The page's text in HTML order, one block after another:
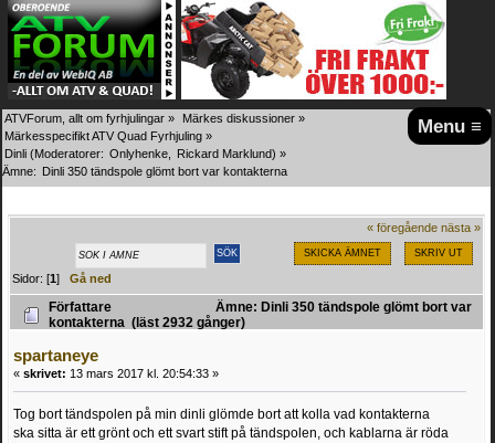
Menu ≡
ATVForum, allt om fyrhjulingar » Märkes diskussioner »
Märkesspecifikt ATV Quad Fyrhjuling »
Dinli (Moderatorer: Onlyhenke Rickard Marklund) »
Ämne: Dinli 350 tändspole glömt bort var kontakterna
« föregående nästa »
SKICKA ÄMNET SKRIV UT
Sidor: [1]Gå ned
Författare
Ämne: Dinli 350 tändspole glömt bort var
kontakterna (läst 2932 gånger)
spartaneye
« skrivet: 13 mars 2017 kl. 20:54:33 »
Tog bort tändspolen på min dinli glömde bort att kolla vad kontakterna
ska sitta är ett grönt och ett svart stift på tändspolen, och kablarna är röda